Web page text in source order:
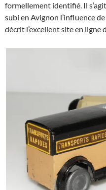
formellement identifié. Il
subi en Avignon l’influence
décrit l’excellent site en ligne